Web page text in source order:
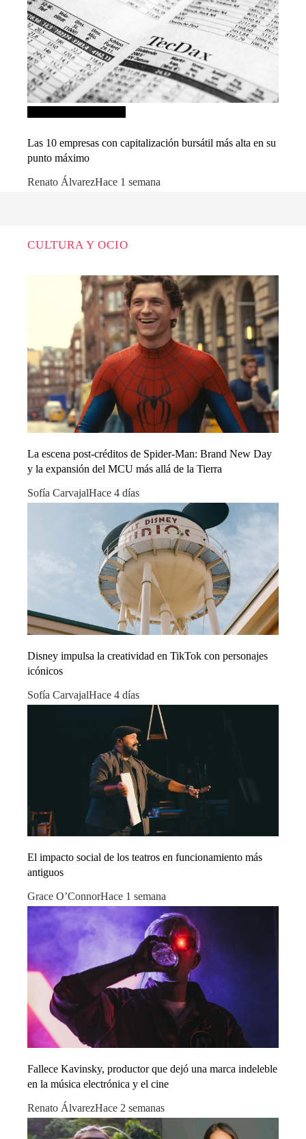
Las 10 empresas con capitalización bursátil más alta en su
punto máximo
Renato ÁlvarezHace 1 semana
CULTURA Y OCIO
La escena post-créditos de Spider-Man: Brand New Day
y la expansión del MCU más allá de la Tierra
Sofía CarvajalHace 4 días
Disney impulsa la creatividad en TikTok con personajes
icónicos
Sofía CarvajalHace 4 días
El impacto social de los teatros en funcionamiento más
antiguos
Grace O’ConnorHace 1 semana
Fallece Kavinsky, productor que dejó una marca indeleble
en la música electrónica y el cine
Renato ÁlvarezHace 2 semanas